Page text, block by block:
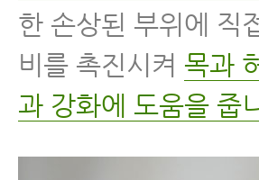
한 손상된 부위에 직
비를 촉진시켜 목과
과 강화에 도움을 줍